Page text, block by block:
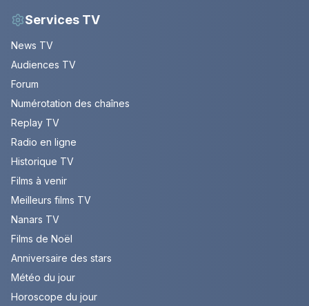
Services TV
News TV
Audiences TV
Forum
Numérotation des chaînes
Replay TV
Radio en ligne
Historique TV
Films à venir
Meilleurs films TV
Nanars TV
Films de Noël
Anniversaire des stars
Météo du jour
Horoscope du jour